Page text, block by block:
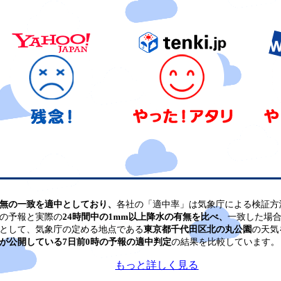
の一致を適中としており、 各社の「適中率」は気象庁による検証方
予報と実際の24時間中の1mm以上降水の有無を比べ、 一致した場
して、気象庁の定める地点である東京都千代田区北の丸公園の天気
公開している7日前0時の予報の適中判定の結果を比較しています。
もっと詳しく見る